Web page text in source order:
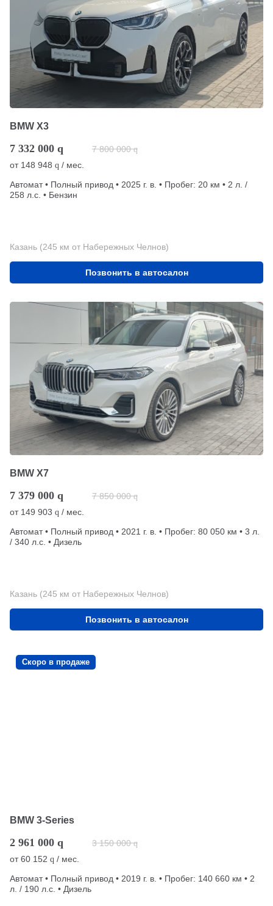
BMW X3
7 332 000 q 7 800 000 q
от 148 948 q / мес.
Автомат • Полный привод • 2025 г. в. • Пробег: 20 км • 2 л. /
258 л.с. • Бензин
Казань (245 км от Набережных Челнов)
Позвонить в автосалон
BMW X7
7 379 000 q 7 850 000 q
от 149 903 q / мес.
Автомат • Полный привод • 2021 г. в. • Пробег: 80 050 км • 3 л.
/ 340 л.с. • Дизель
Казань (245 км от Набережных Челнов)
Позвонить в автосалон
Скоро в продаже
BMW 3-Series
2 961 000 q 3 150 000 q
от60 152 q / мес.
Автомат • Полный привод • 2019 г. в. • Пробег: 140 660 км • 2
л. / 190 л.с. • Дизель